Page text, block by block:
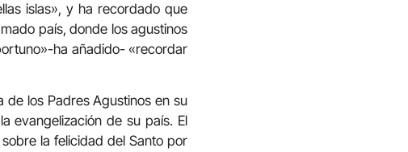
islas», y ha recordado que
país, donde los agustinos
ha añadido- «recordar
de los Padres Agustinos en su
evangelización de su país. El
la felicidad del Santo por